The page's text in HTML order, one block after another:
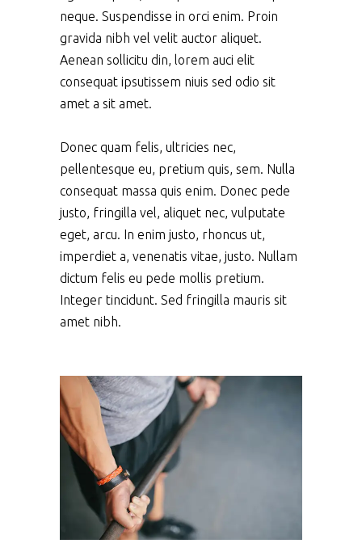
neque. Suspendisse in orci enim. Proin
gravida nibh vel velit auctor aliquet.
Aenean sollicitu din, lorem auci elit
consequat ipsutissem niuis sed odio sit
amet a sit amet.
Donec quam felis, ultricies nec,
pellentesque eu, pretium quis, sem. Nulla
consequat massa quis enim. Donec pede
justo, fringilla vel, aliquet nec, vulputate
eget, arcu. In enim justo, rhoncus ut,
imperdiet a, venenatis vitae, justo. Nullam
dictum felis eu pede mollis pretium.
Integer tincidunt. Sed fringilla mauris sit
amet nibh.